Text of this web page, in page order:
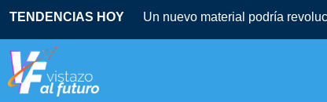
TENDENCIAS HOY